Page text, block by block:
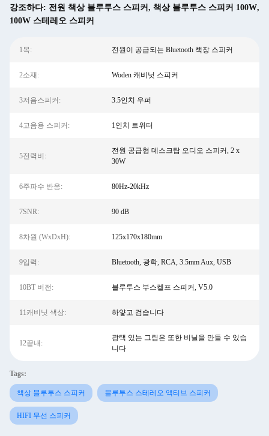
강조하다: 전원 책상 블루투스 스피커 , 책상 블루투스 스피커 100W,
100W 스테레오 스피커
1목: 전원이 공급되는 Bluetooth 책장 스피커
2소재: Woden 캐비닛 스피커
3저음스피커: 3.5인치 우퍼
4고음용 스피커: 1인치 트위터
5전력비:
전원 공급형 데스크탑 오디오 스피커, 2 x
30W
6주파수 반응: 80Hz-20kHz
7SNR: 90 dB
8차원 (WxDxH): 125x170x180mm
9입력: Bluetooth, 광학, RCA, 3.5mm Aux, USB
10BT 버전: 블루투스 부스켈프 스피커, V5.0
11캐비닛 색상: 하얗고 검습니다
12끝내:
광택 있는 그림은 또한 비닐을 만들 수 있습
니다
Tags:
책상 블루투스 스피커 블루투스 스테레오 액티브 스피커
HIFI 무선 스피커